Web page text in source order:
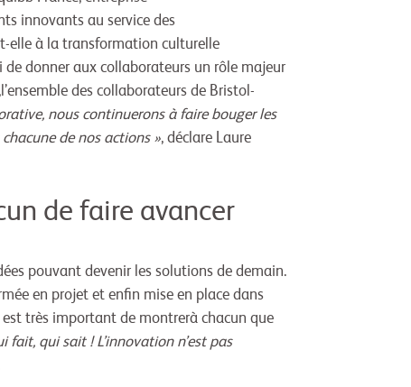
innovants au service des
t-elle à la transformation culturelle
donner aux collaborateurs un rôle majeur
des collaborateurs de Bristol-
nous continuerons à faire bouger les
de nos actions », déclare Laure
de faire avancer
pouvant devenir les solutions de demain.
en projet et enfin mise en place dans
est très important de montrerà chacun que
fait, qui sait ! L’innovation n’est pas